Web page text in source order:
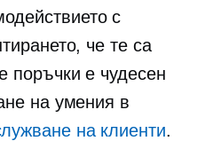
с
че те са
поръчки е чудесен
на умения в
на клиенти.